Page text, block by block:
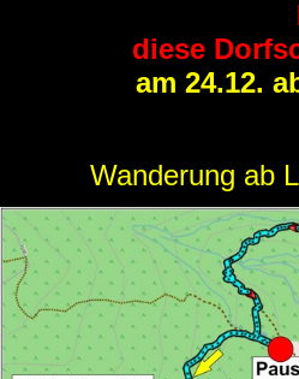
diese
am 24.12.
Wanderung ab